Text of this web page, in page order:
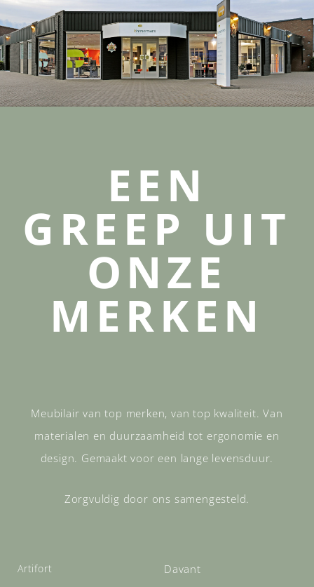
EEN
GREEP UIT
ONZE
MERKEN
Meubilair van top merken, van top kwaliteit. Van
materialen en duurzaamheid tot ergonomie en
design. Gemaakt voor een lange levensduur.
Zorgvuldig door ons samengesteld.
Artifort
Davant